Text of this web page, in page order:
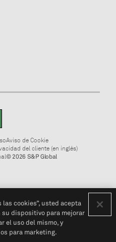
Aviso de Cookie
del cliente (en inglés)
© 2026 S&P Global
cookies”, usted acepta
su dispositivo para mejorar
el uso del mismo, y
para marketing.